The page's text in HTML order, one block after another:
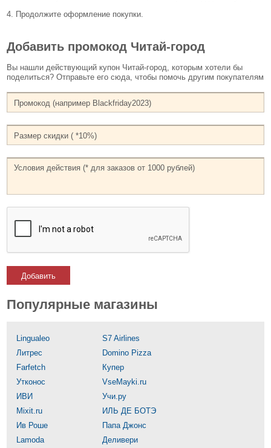
4. Продолжите оформление покупки.
Добавить промокод Читай-город
Вы нашли действующий купон Читай-город, которым хотели бы
поделиться? Отправьте его сюда, чтобы помочь другим покупателям
Добавить
Популярные магазины
Lingualeo
S7 Airlines
Литрес
Domino Pizza
Farfetch
Купер
Утконос
VseMayki.ru
ИВИ
Учи.ру
Mixit.ru
ИЛЬ ДЕ БОТЭ
Ив Роше
Папа Джонс
Lamoda
Деливери